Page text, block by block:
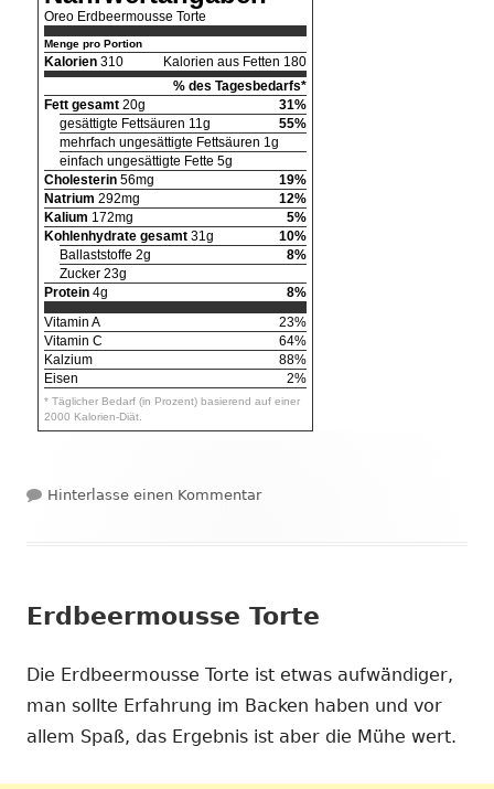
Oreo Erdbeermousse Torte
Menge pro Portion
Kalorien 310
Kalorien aus Fetten 180
% des Tagesbedarfs*
Fett gesamt 20g
31%
gesättigte Fettsäuren 11g
55%
mehrfach ungesättigte Fettsäuren 1g
einfach ungesättigte Fette 5g
Cholesterin 56mg
19%
Natrium 292mg
12%
Kalium 172mg
5%
Kohlenhydrate gesamt 31g
10%
Ballaststoffe 2g
8%
Zucker 23g
Protein 4g
8%
Vitamin A
23%
Vitamin C
64%
Kalzium
88%
Eisen
2%
* Täglicher Bedarf (in Prozent) basierend auf einer
2000 Kalorien-Diät.
Hinterlasse einen Kommentarzu Oreo Erdbeermousse Torte
Erdbeermousse Torte
Die Erdbeermousse Torte ist etwas aufwändiger,
man sollte Erfahrung im Backen haben und vor
allem Spaß, das Ergebnis ist aber die Mühe wert.